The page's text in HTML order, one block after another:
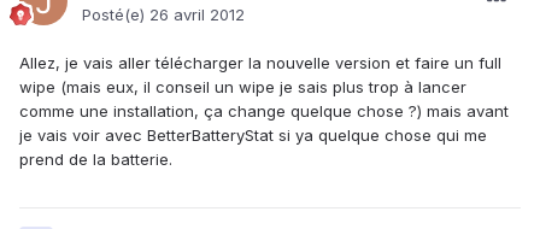
Posté(e) 26 avril 2012
Allez, je vais aller télécharger la nouvelle version et faire un full
wipe (mais eux, il conseil un wipe je sais plus trop à lancer
comme une installation, ça change quelque chose ?) mais avant
je vais voir avec BetterBatteryStat si ya quelque chose qui me
prend de la batterie.